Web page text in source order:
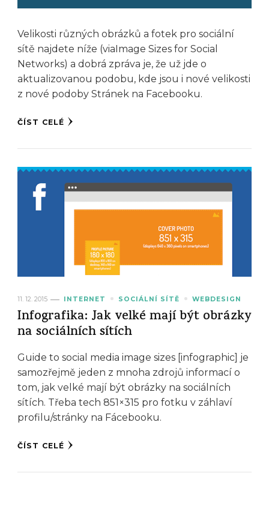
Velikosti různých obrázků a fotek pro sociální
sítě najdete níže (viaImage Sizes for Social
Networks) a dobrá zpráva je, že už jde o
aktualizovanou podobu, kde jsou i nové velikosti
z nové podoby Stránek na Facebooku.
ČÍST CELÉ
11. 12. 2015 INTERNET SOCIÁLNÍ SÍTĚ WEBDESIGN
Infografika: Jak velké mají být obrázky
na sociálních sítích
Guide to social media image sizes [infographic] je
samozřejmě jeden z mnoha zdrojů informací o
tom, jak velké mají být obrázky na sociálních
sítích. Třeba tech 851×315 pro fotku v záhlaví
profilu/stránky na Fácebooku.
ČÍST CELÉ